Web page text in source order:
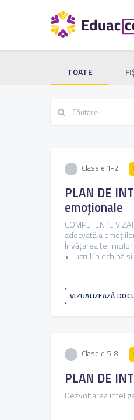
TOATE
Clasele 1-2
PLAN DE
emoționale
COMPETENȚE
adecvată a
Învățarea
• Lucrul în echipă
VIZUALIZEAZĂ
Clasele 5-8
PLAN DE
Dezvoltarea